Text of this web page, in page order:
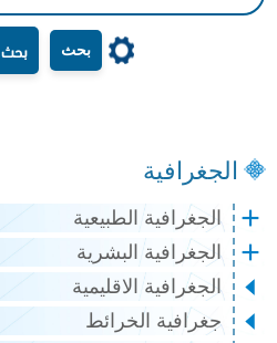
بحث
الجغرافية
الجغرافية الطبيعية
الجغرافية البشرية
الجغرافية الاقليمية
جغرافية الخرائط